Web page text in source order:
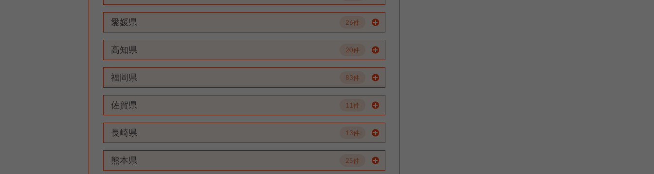
愛媛県 26件
高知県 20件
福岡県 83件
佐賀県 11件
長崎県 13件
熊本県 25件